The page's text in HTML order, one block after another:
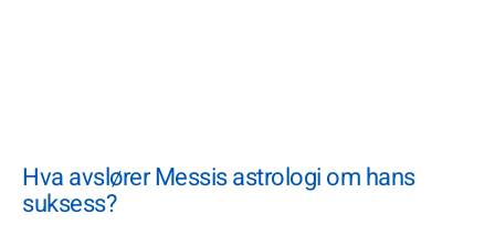
Hva avslører Messis astrologi om hans
suksess?